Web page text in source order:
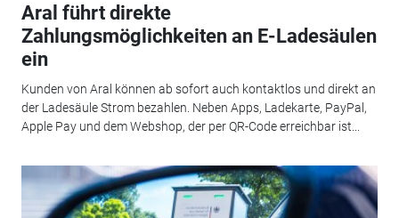
Aral führt direkte
Zahlungsmöglichkeiten an E-Ladesäulen
ein
Kunden von Aral können ab sofort auch kontaktlos und direkt an
der Ladesäule Strom bezahlen. Neben Apps, Ladekarte, PayPal,
Apple Pay und dem Webshop, der per QR-Code erreichbar ist...